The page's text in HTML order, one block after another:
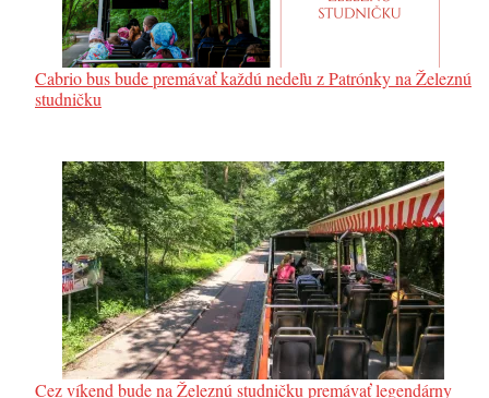
Cabrio bus bude premávať každú nedeľu z Patrónky na Železnú
studničku
Cez víkend bude na Železnú studničku premávať legendárny